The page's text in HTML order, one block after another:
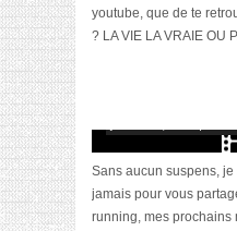
youtube, que de te
? LA VIE LA VRAIE OU
[Vidéo] Objectif
Sans aucun suspens,
jamais pour vous
running, mes prochains